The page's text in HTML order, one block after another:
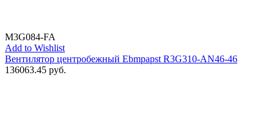
M3G084-FA
Add to Wishlist
Вентилятор центробежный Ebmpapst R3G310-AN46-46
136063.45 руб.